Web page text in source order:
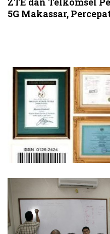
5G Makassar, Percepat